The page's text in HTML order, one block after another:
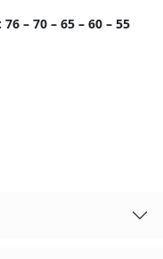
– 70 – 65 – 60 – 55